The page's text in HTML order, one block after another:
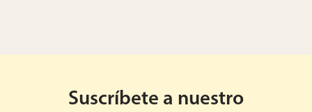
Suscríbete a nuestro